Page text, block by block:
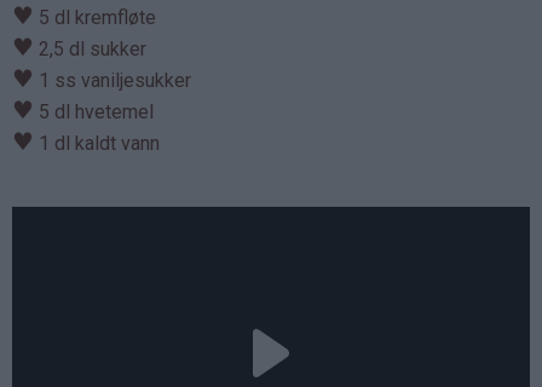
♥ 5 dl kremfløte
♥ 2,5 dl sukker
♥ 1 ss vaniljesukker
♥ 5 dl hvetemel
♥ 1 dl kaldt vann